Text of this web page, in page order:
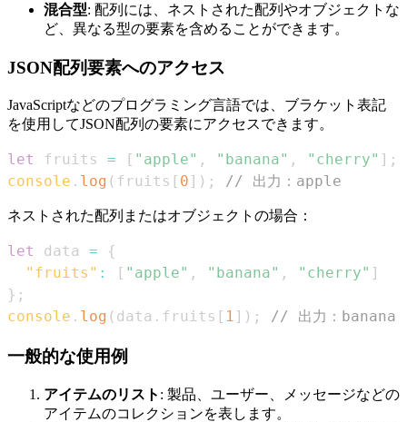
混合型: 配列には、ネストされた配列やオブジェクトな
ど、異なる型の要素を含めることができます。
JSON配列要素へのアクセス
JavaScriptなどのプログラミング言語では、ブラケット表記
を使用してJSON配列の要素にアクセスできます。
let fruits = [ "apple" , "banana" , "cherry" ] ;
console . log ( fruits [ 0 ] ) ; // 出力：apple
ネストされた配列またはオブジェクトの場合：
let data =
{
"fruits" : [ "apple" , "banana" , "cherry" ]
} ;
console . log ( data . fruits [ 1 ] ) ; // 出力：banana
一般的な使用例
アイテムのリスト : 製品、ユーザー、メッセージなどの
アイテムのコレクションを表します。